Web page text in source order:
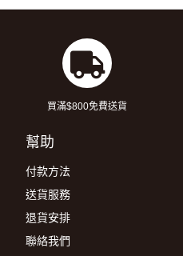
買滿$800免費送貨
幫助
付款方法
送貨服務
退貨安排
聯絡我們